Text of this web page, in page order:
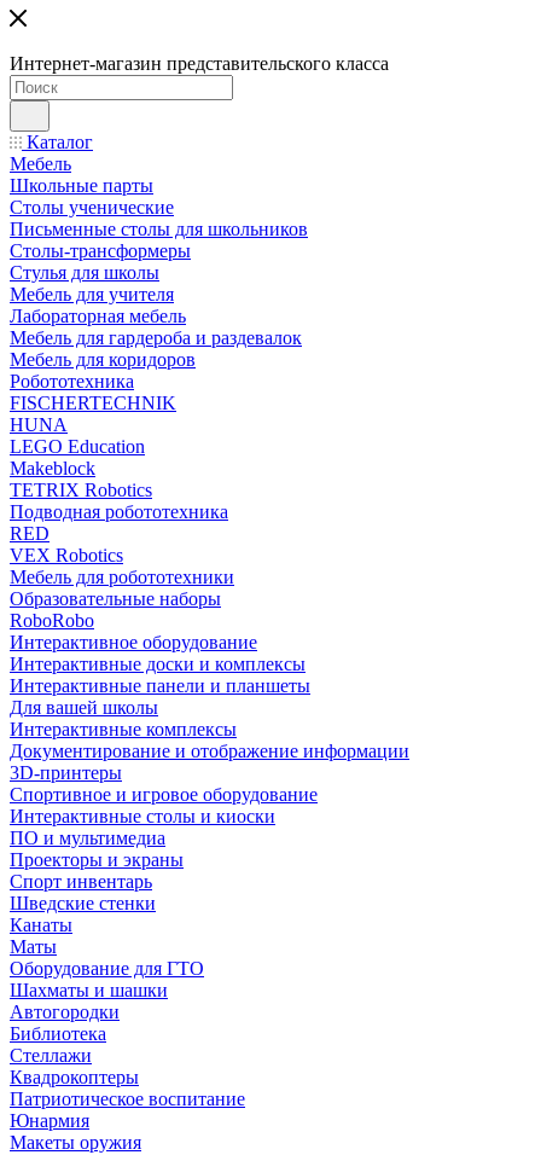
Интернет-магазин представительского класса
Каталог
Мебель
Школьные парты
Столы ученические
Письменные столы для школьников
Столы-трансформеры
Стулья для школы
Мебель для учителя
Лабораторная мебель
Мебель для гардероба и раздевалок
Мебель для коридоров
Робототехника
FISCHERTECHNIK
HUNA
LEGO Education
Makeblock
TETRIX Robotics
Подводная робототехника
RED
VEX Robotics
Мебель для робототехники
Образовательные наборы
RoboRobo
Интерактивное оборудование
Интерактивные доски и комплексы
Интерактивные панели и планшеты
Для вашей школы
Интерактивные комплексы
Документирование и отображение информации
3D-принтеры
Спортивное и игровое оборудование
Интерактивные столы и киоски
ПО и мультимедиа
Проекторы и экраны
Спорт инвентарь
Шведские стенки
Канаты
Маты
Оборудование для ГТО
Шахматы и шашки
Автогородки
Библиотека
Стеллажи
Квадрокоптеры
Патриотическое воспитание
Юнармия
Макеты оружия